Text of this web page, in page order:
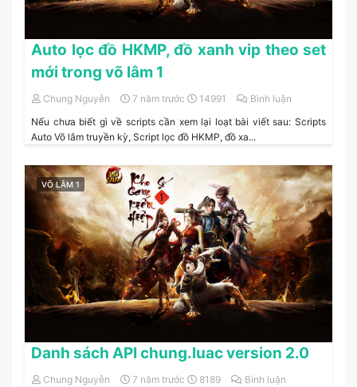
Auto lọc đồ HKMP, đồ xanh vip theo set
mới trong võ lâm 1
Chung Nguyễn 7 năm trước 14991
Bình luận
Nếu chưa biết gì về scripts cần xem lại loạt bài viết sau: Scripts
Auto Võ lâm truyền kỳ, Script lọc đồ HKMP, đồ xa...
VÕ LÂM 1
Danh sách API chung.luac version 2.0
Chung Nguyễn 7 năm trước 8189
Bình luận